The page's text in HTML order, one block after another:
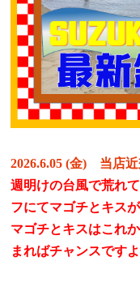
2026.6.05 (金) 当店近
週明けの台風で荒れ
フにてマゴチとキス
マゴチとキスはこれ
まればチャンスですよ